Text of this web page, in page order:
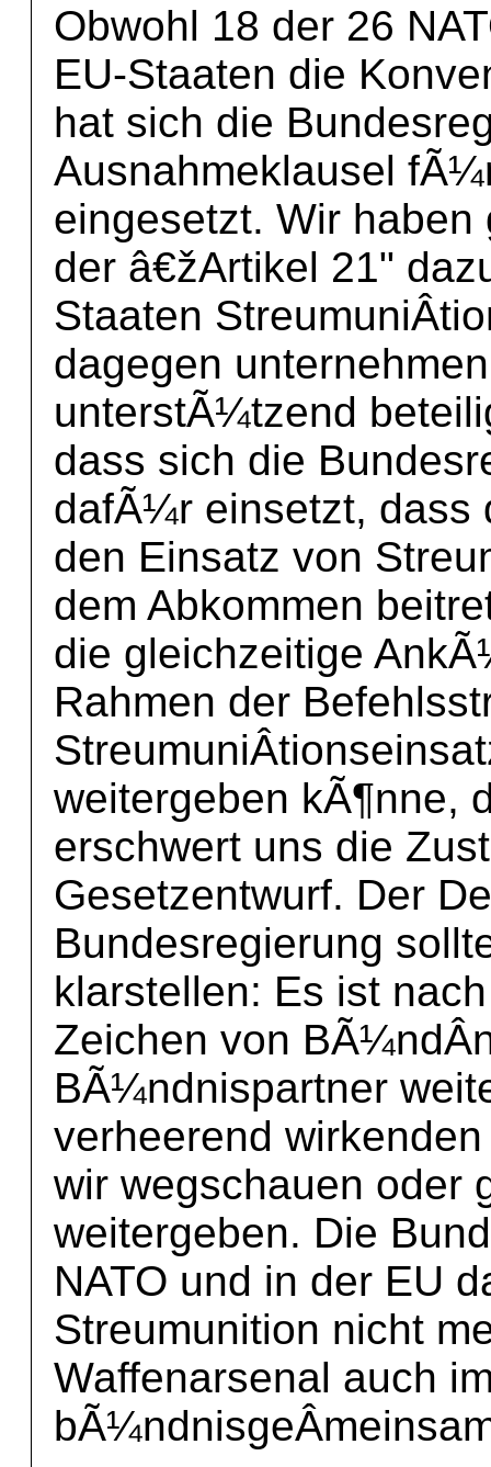
Obwohl 18 der 26
EU-Staaten die
hat sich die
Ausnahmeklausel
eingesetzt. Wir
der â€žArtikel 21"
Staaten
dagegen
unterstÃ¼tzend
dass sich die
dafÃ¼r einsetzt, dass
den Einsatz von
dem Abkommen
die gleichzeitige
Rahmen der
weitergeben kÃ¶nne,
erschwert uns die
Gesetzentwurf. Der
Bundesregierung
klarstellen: Es ist
Zeichen von
BÃ¼ndnispartner
verheerend
wir wegschauen oder
weitergeben. Die
NATO und in der EU
Streumunition nicht
Waffenarsenal auch